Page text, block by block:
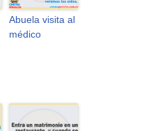
Abuela visita al
médico